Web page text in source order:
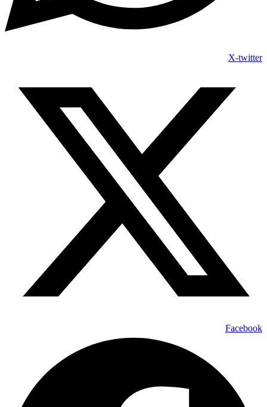
X-twitter
Facebook